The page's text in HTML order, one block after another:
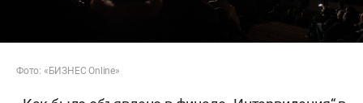
Фото: «БИЗНЕС Online»